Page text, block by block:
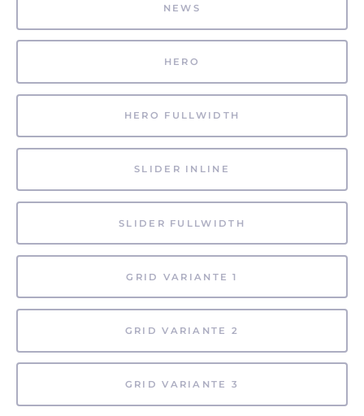
NEWS
HERO
HERO FULLWIDTH
SLIDER INLINE
SLIDER FULLWIDTH
GRID VARIANTE 1
GRID VARIANTE 2
GRID VARIANTE 3